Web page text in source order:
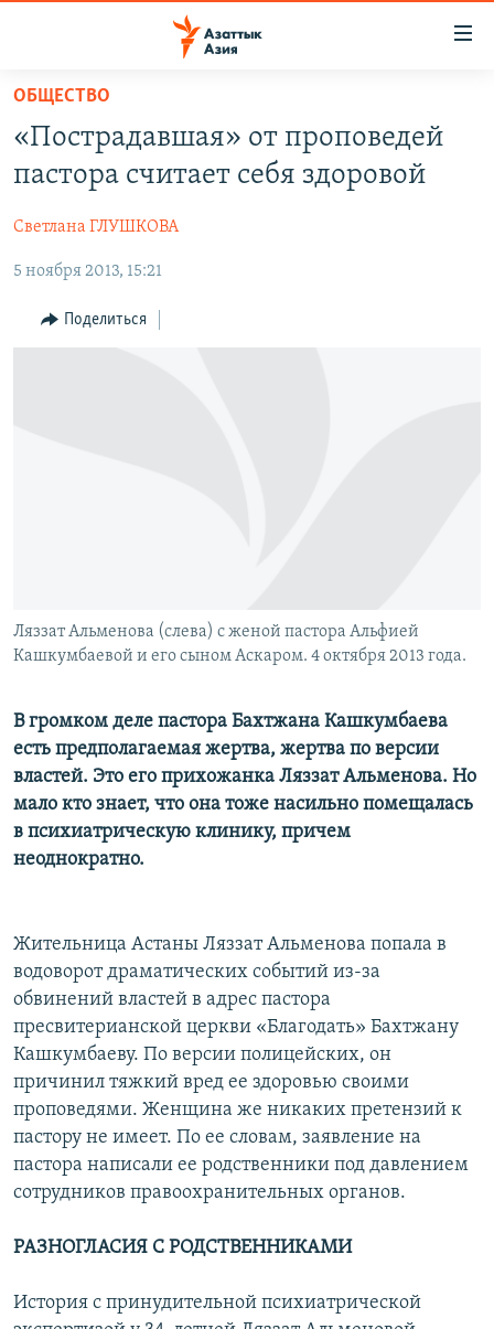
Вернуться
основному
содержанию
навигации
Вернутся
КАЗАХСТАН
УЗБЕКИСТАН
ТАДЖИКИСТАН
НОВОСТИ
ВОЙНА В УКРАИНЕ
НА ДРУГИХ ЯЗЫКАХ
ҚАЗАҚША
КЫРГЫЗЧА
ОБЩЕСТВО
«Пострадавшая» от проповедей
пастора считает себя здоровой
Светлана ГЛУШКОВА
5 ноября 2013, 15:21
Поделиться
Ляззат Альменова (слева) с женой пастора Альфией
Кашкумбаевой и его сыном Аскаром. 4 октября 2013 года.
В громком деле пастора Бахтжана Кашкумбаева
есть предполагаемая жертва, жертва по версии
властей. Это его прихожанка Ляззат Альменова. Но
мало кто знает, что она тоже насильно помещалась
в психиатрическую клинику, причем
неоднократно.
Жительница Астаны Ляззат Альменова попала в
водоворот драматических событий из-за
обвинений властей в адрес пастора
пресвитерианской церкви «Благодать» Бахтжану
Кашкумбаеву. По версии полицейских, он
причинил тяжкий вред ее здоровью своими
проповедями. Женщина же никаких претензий к
пастору не имеет. По ее словам, заявление на
пастора написали ее родственники под давлением
сотрудников правоохранительных органов.
РАЗНОГЛАСИЯ С РОДСТВЕННИКАМИ
История с принудительной психиатрической